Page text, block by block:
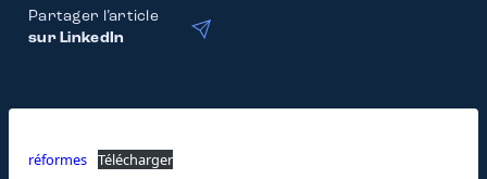
Partager l’article
sur LinkedIn
réformes Télécharger